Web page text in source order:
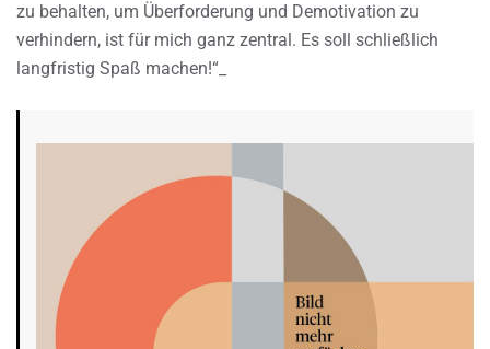
zu behalten, um Überforderung und Demotivation zu
verhindern, ist für mich ganz zentral. Es soll schließlich
langfristig Spaß machen!“_